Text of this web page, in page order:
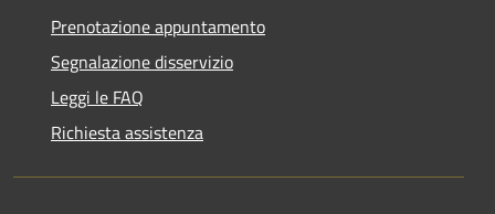
Prenotazione appuntamento
Segnalazione disservizio
Leggi le FAQ
Richiesta assistenza